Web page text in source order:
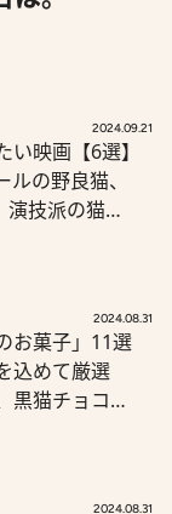
2024.09.21
映画【6選】
の野良猫、
演技派の猫…
2024.08.31
お菓子」11選
込めて厳選
黒猫チョコ…
2024.08.31